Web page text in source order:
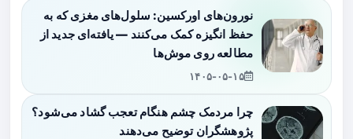
نورون‌های اورکسین: سلول‌های مغزی که به
حفظ انگیزه کمک می‌کنند — یافته‌ای جدید از
مطالعه روی موش‌ها
۱۴۰۵-۰۵-۱۵
چرا مردمک چشم هنگام تعجب گشاد می‌شود؟
پژوهشگران توضیح می‌دهند